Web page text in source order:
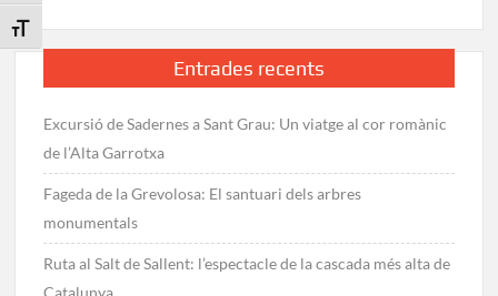
Toggle Font size
Entrades recents
Excursió de Sadernes a Sant Grau: Un viatge al cor romànic
de l’Alta Garrotxa
Fageda de la Grevolosa: El santuari dels arbres
monumentals
Ruta al Salt de Sallent: l’espectacle de la cascada més alta de